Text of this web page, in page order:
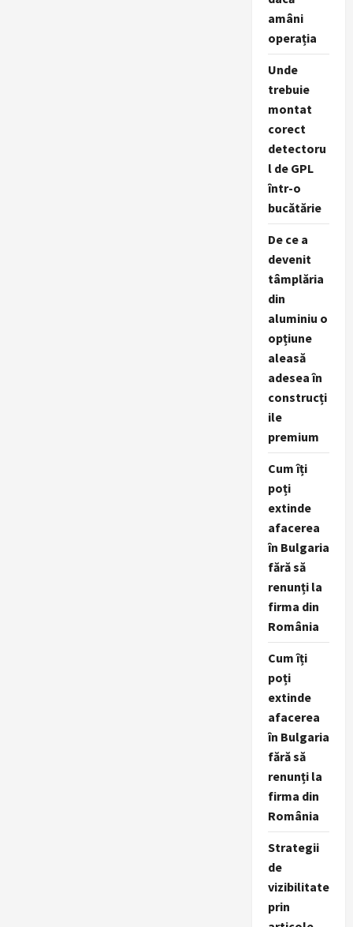
amâni
operația
Unde
trebuie
montat
corect
detectoru
l de GPL
într-o
bucătărie
De ce a
devenit
tâmplăria
din
aluminiu o
opțiune
aleasă
adesea în
construcți
ile
premium
Cum îți
poți
extinde
afacerea
în Bulgaria
fără să
renunți la
firma din
România
Cum îți
poți
extinde
afacerea
în Bulgaria
fără să
renunți la
firma din
România
Strategii
de
vizibilitate
prin